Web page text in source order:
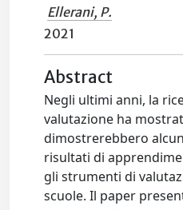
Ellerani, P.
2021
Abstract
Negli ultimi anni, la
valutazione ha
dimostrerebbero
risultati di
gli strumenti di
scuole. Il paper